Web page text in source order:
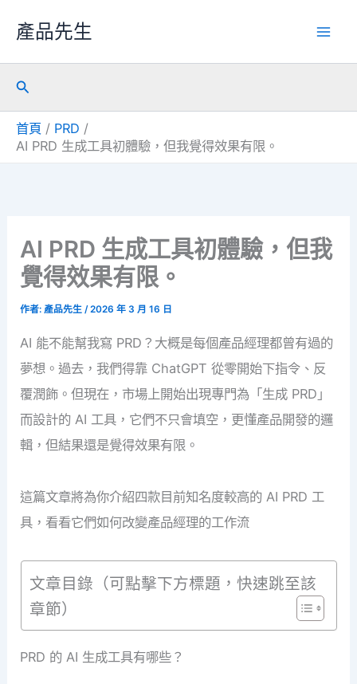
主
內
產品先生
搜
尋
首頁
PRD
AI PRD 生成工具初體驗，但我覺得效果有限。
AI PRD 生成工具初體驗，但我
覺得效果有限。
作者:產品先生/2026 年 3 月 16 日
AI 能不能幫我寫 PRD？大概是每個產品經理都曾有過的
夢想。過去，我們得靠 ChatGPT 從零開始下指令、反
覆潤飾。但現在，市場上開始出現專門為「生成 PRD」
而設計的 AI 工具，它們不只會填空，更懂產品開發的邏
輯，但結果還是覺得效果有限。
這篇文章將為你介紹四款目前知名度較高的 AI PRD 工
具，看看它們如何改變產品經理的工作流
文章目錄（可點擊下方標題，快速跳至該
章節）
PRD 的 AI 生成工具有哪些？